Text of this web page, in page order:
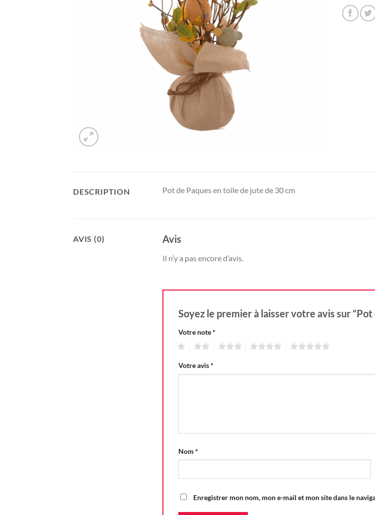
DESCRIPTION Pot de Paques en toile de jute de 30 cm
AVIS (0) Avis
Il n’y a pas encore d’avis.
Soyez le premier à laisser votre avis sur
Votre note*
Votre avis*
Nom *
Enregistrer mon nom, mon e-mail et mon site dans le